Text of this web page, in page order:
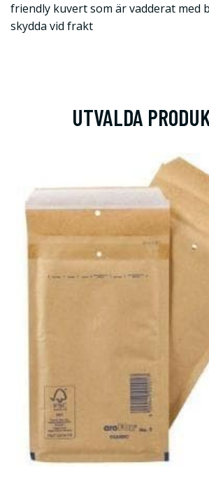
friendly kuvert som är vadderat med
skydda vid frakt
UTVALDA